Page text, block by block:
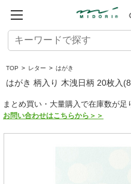
TOP > レター > はがき
はがき 柄入り 木洩日柄 20枚入
まとめ買い・大量購入で在庫数が足
お問い合わせはこちらから＞＞